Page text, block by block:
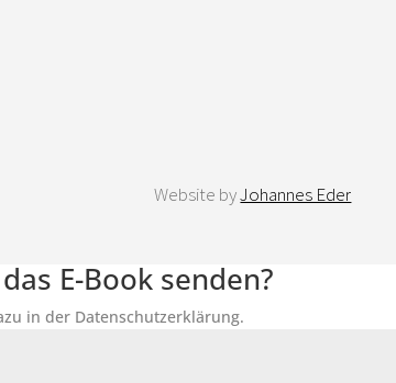
Website byJohannes Eder
E-Book senden?
in der Datenschutzerklärung.